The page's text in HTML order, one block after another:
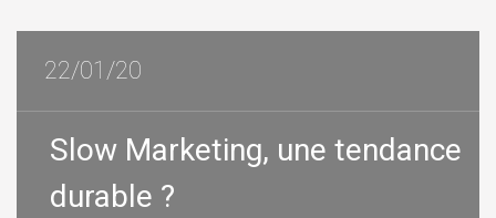
22/01/20
Slow Marketing, une tendance
durable ?